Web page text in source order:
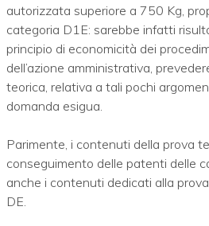
autorizzata superiore a 750 Kg,
categoria D1E: sarebbe infatti
principio di economicità dei
dell’azione amministrativa,
teorica, relativa a tali pochi
domanda esigua.
Parimente, i contenuti della prova
conseguimento delle patenti delle
anche i contenuti dedicati alla
DE.